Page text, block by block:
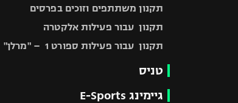
תקנון משתתפים וזוכים בפרסים
תקנון עבור פעילות אלקטרה
תקנון עבור פעילות ספורט 1 – "מרלן"
טניס
גיימינג E-Sports